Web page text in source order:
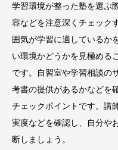
学習環境が整った塾を選ぶ
容などを注意深くチェック
囲気が学習に適しているか
い環境かどうかを見極める
です。自習室や学習相談の
考書の提供があるかなどを
チェックポイントです。講
実度などを確認し、自分や
断しましょう。